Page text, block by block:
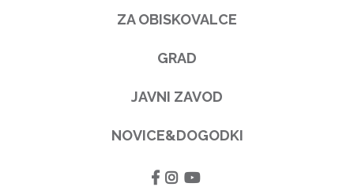
ZA OBISKOVALCE
GRAD
JAVNI ZAVOD
NOVICE&DOGODKI